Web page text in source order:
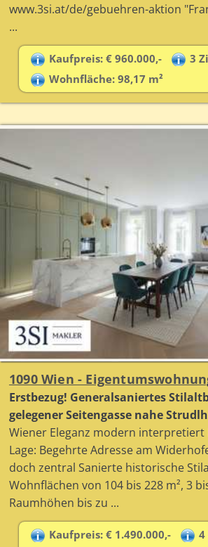
www.3si.at/de/gebuehren-aktion
...
Kaufpreis: € 960.000,-
3
Wohnfläche: 98,17 m²
1090 Wien -
Erstbezug! Generalsaniertes
gelegener Seitengasse nahe
Wiener Eleganz modern interpretiert
Lage: Begehrte Adresse am
doch zentral Sanierte historische
Wohnflächen von 104 bis 228 m², 3
Raumhöhen bis zu ...
Kaufpreis: € 1.490.000,-
4